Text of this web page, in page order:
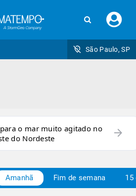
seu
São Paulo, SP
o mar muito agitado no
do Nordeste
arrow_forward
Amanhã Fim de semana 15